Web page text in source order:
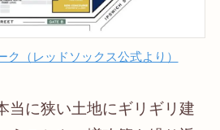
ク（レッドソックス公式より）
当に狭い土地にギリギリ建